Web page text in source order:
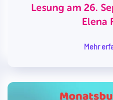
Lesung am 26.
Elena
Mehr